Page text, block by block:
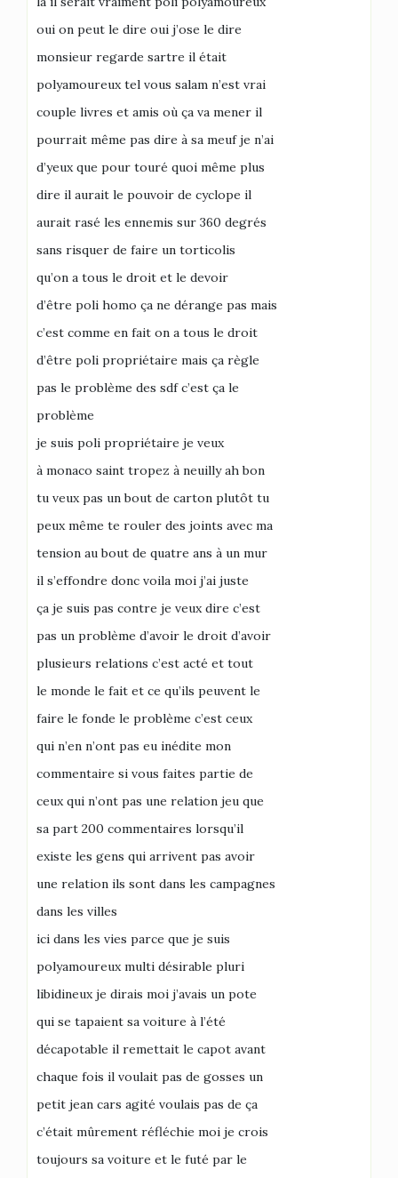
oui on peut le dire oui j’ose le dire
monsieur regarde sartre il était
polyamoureux tel vous salam n’est vrai
couple livres et amis où ça va mener il
pourrait même pas dire à sa meuf je n’ai
d’yeux que pour touré quoi même plus
dire il aurait le pouvoir de cyclope il
aurait rasé les ennemis sur 360 degrés
sans risquer de faire un torticolis
qu’on a tous le droit et le devoir
d’être poli homo ça ne dérange pas mais
c’est comme en fait on a tous le droit
d’être poli propriétaire mais ça règle
pas le problème des sdf c’est ça le
problème
je suis poli propriétaire je veux
à monaco saint tropez à neuilly ah bon
tu veux pas un bout de carton plutôt tu
peux même te rouler des joints avec ma
tension au bout de quatre ans à un mur
il s’effondre donc voila moi j’ai juste
ça je suis pas contre je veux dire c’est
pas un problème d’avoir le droit d’avoir
plusieurs relations c’est acté et tout
le monde le fait et ce qu’ils peuvent le
faire le fonde le problème c’est ceux
qui n’en n’ont pas eu inédite mon
commentaire si vous faites partie de
ceux qui n’ont pas une relation jeu que
sa part 200 commentaires lorsqu’il
existe les gens qui arrivent pas avoir
une relation ils sont dans les campagnes
dans les villes
ici dans les vies parce que je suis
polyamoureux multi désirable pluri
libidineux je dirais moi j’avais un pote
qui se tapaient sa voiture à l’été
décapotable il remettait le capot avant
chaque fois il voulait pas de gosses un
petit jean cars agité voulais pas de ça
c’était mûrement réfléchie moi je crois
toujours sa voiture et le futé par le